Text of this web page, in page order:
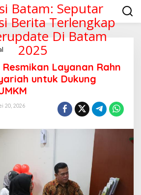
Batam: Seputar
Berita Terlengkap
Di Batam
2025
Sekda
Bintan
Resmikan
Layanan
Rahn
Emas
BRKS
Syariah
Dukung
Layanan Rahn
untuk Dukung
20, 2026